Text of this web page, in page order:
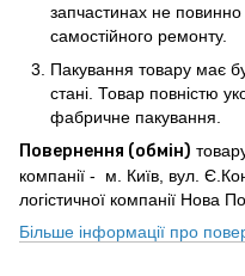
запчастинах не повинно
самостійного ремонту.
Пакування товару має
стані. Товар повністю
фабричне пакування.
Повернення (обмін)
компанії - м. Київ, вул.
логістичної компанії Нова
Більше інформації про